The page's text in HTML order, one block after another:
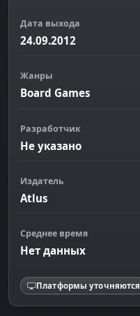
Дата выхода
24.09.2012
Жанры
Board Games
Разработчик
Не указано
Издатель
Atlus
Среднее время
Нет данных
Платформы уточняются